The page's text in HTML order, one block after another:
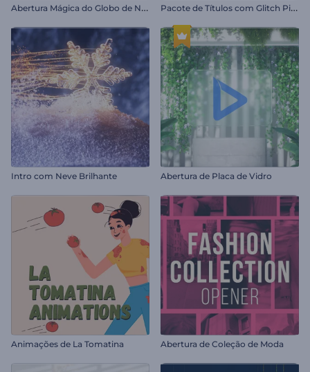
A
bertura Mágica do Globo de Neve P
acote de Títulos com Glitch Pixelado
Intro com Neve Brilhante Abertura de Placa de Vidro
Animações de La Tomatina Abertura de Coleção de Moda